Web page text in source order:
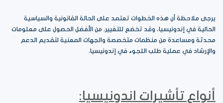
يرجى ملاحظة أن هذه الخطوات تعتمد على الحالة القانونية والسياسية
الحالية في إندونيسيا، وقد تخضع للتغيير. من الأفضل الحصول على معلومات
محدثة ومساعدة من منظمات متخصصة والجهات المعنية لتقديم الدعم
والإرشاد في عملية طلب اللجوء في إندونيسيا.
أنواع تأشيرات اندونيسيا: